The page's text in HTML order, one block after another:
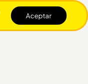
Aceptar